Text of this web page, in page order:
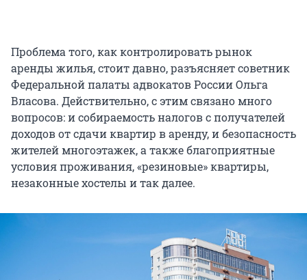
Проблема того, как контролировать рынок
аренды жилья, стоит давно, разъясняет советник
Федеральной палаты адвокатов России Ольга
Власова. Действительно, с этим связано много
вопросов: и собираемость налогов с получателей
доходов от сдачи квартир в аренду, и безопасность
жителей многоэтажек, а также благоприятные
условия проживания, «резиновые» квартиры,
незаконные хостелы и так далее.